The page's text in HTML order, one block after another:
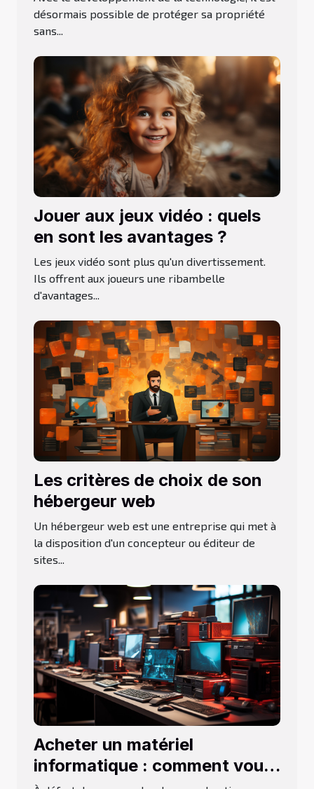
désormais possible de protéger sa propriété
sans...
Jouer aux jeux vidéo : quels
en sont les avantages ?
Les jeux vidéo sont plus qu'un divertissement.
Ils offrent aux joueurs une ribambelle
d'avantages...
Les critères de choix de son
hébergeur web
Un hébergeur web est une entreprise qui met à
la disposition d'un concepteur ou éditeur de
sites...
Acheter un matériel
informatique : comment vous